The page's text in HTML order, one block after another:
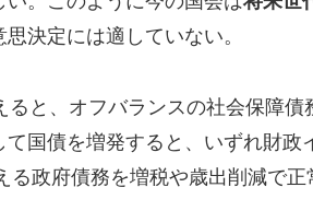
決定には適していない。
ると、オフバランスの社会保障債
て国債を増発すると、いずれ財
る政府債務を増税や歳出削減で